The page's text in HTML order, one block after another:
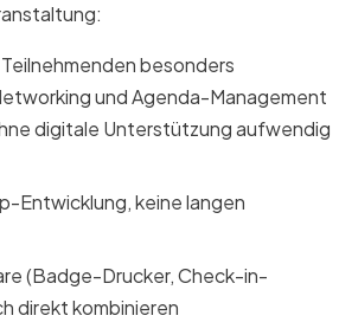
besonders
und Agenda-Management
digitale Unterstützung aufwendig
Entwicklung, keine langen
(Badge-Drucker, Check-in-
direkt kombinieren